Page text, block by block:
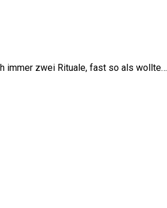
immer zwei Rituale, fast so als wollte…